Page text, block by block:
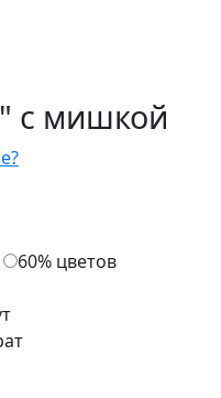
с мишкой
60% цветов